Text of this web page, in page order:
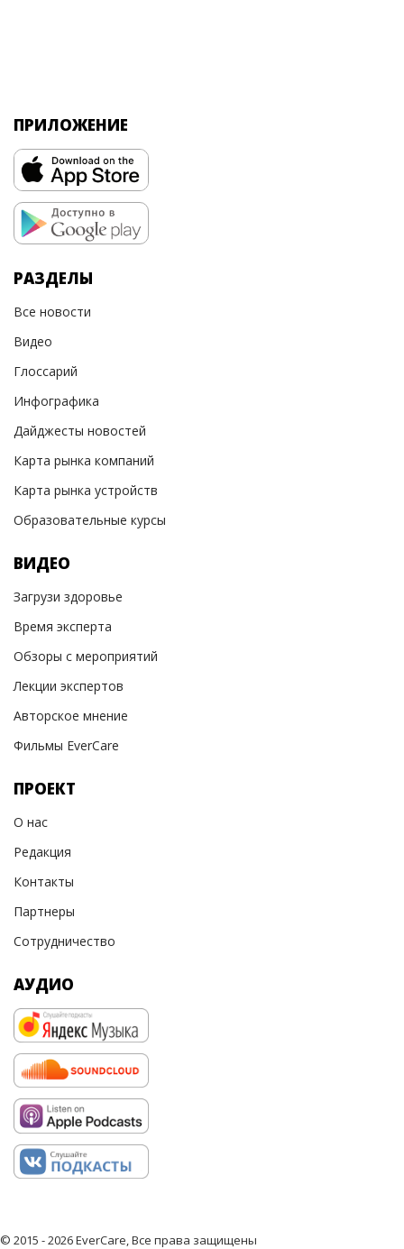
ПРИЛОЖЕНИЕ
РАЗДЕЛЫ
Все новости
Видео
Глоссарий
Инфографика
Дайджесты новостей
Карта рынка компаний
Карта рынка устройств
Образовательные курсы
ВИДЕО
Загрузи здоровье
Время эксперта
Обзоры с мероприятий
Лекции экспертов
Авторское мнение
Фильмы EverCare
ПРОЕКТ
О нас
Редакция
Контакты
Партнеры
Сотрудничество
АУДИО
© 2015 - 2026 EverCare, Все права защищены